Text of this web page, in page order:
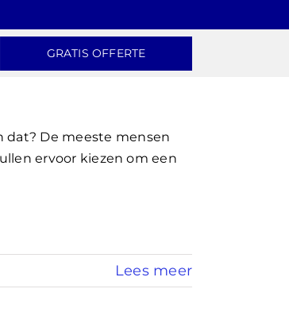
GRATIS OFFERTE
dat? De meeste mensen
ervoor kiezen om een
Lees meer